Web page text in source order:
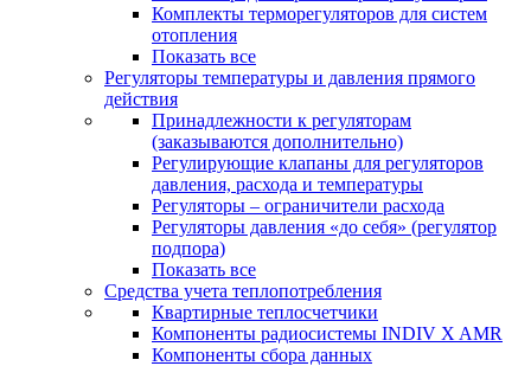
Комплекты терморегуляторов для систем
отопления
Показать все
Регуляторы температуры и давления прямого
действия
Принадлежности к регуляторам
(заказываются дополнительно)
Регулирующие клапаны для регуляторов
давления, расхода и температуры
Регуляторы – ограничители расхода
Регуляторы давления «до себя» (регулятор
подпора)
Показать все
Средства учета теплопотребления
Квартирные теплосчетчики
Компоненты радиосистемы INDIV X AMR
Компоненты сбора данных